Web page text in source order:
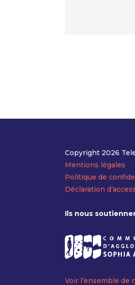
Copyright 2026
Mentions légales
Politique de
Déclaration
Ils nous
Voir l’ensemble de